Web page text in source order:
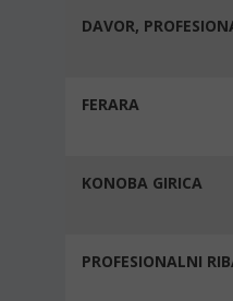
DAVOR,
FERARA
KONOBA GIRICA
PROFESIONALNI